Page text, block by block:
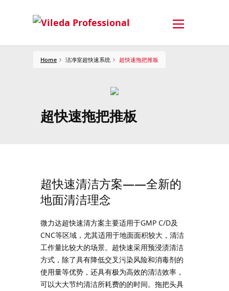
Home 洁净室超快速系统 超快速拖把推板
超快速拖把推板
超快速清洁方案——全新的
地面清洁理念
微力达超快速清方案主要适用于GMP C/D及
CNC等区域，尤其适用于地面面积较大，清洁
工作量比较大的场景。超快速采用预浸渍清洁
方式，除了具有降低交叉污染风险和消毒剂的
使用量等优势，还具有极为高效的清洁效率，
可以大大节约清洁所耗费的的时间。拖把头具